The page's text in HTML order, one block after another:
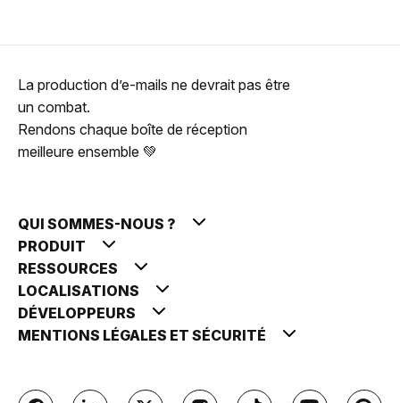
La production d’e-mails ne devrait pas être
un combat.
Rendons chaque boîte de réception
meilleure ensemble 💚
QUI SOMMES-NOUS ?
PRODUIT
RESSOURCES
LOCALISATIONS
DÉVELOPPEURS
MENTIONS LÉGALES ET SÉCURITÉ